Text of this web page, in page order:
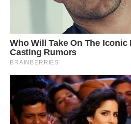
Сподобалася стаття?